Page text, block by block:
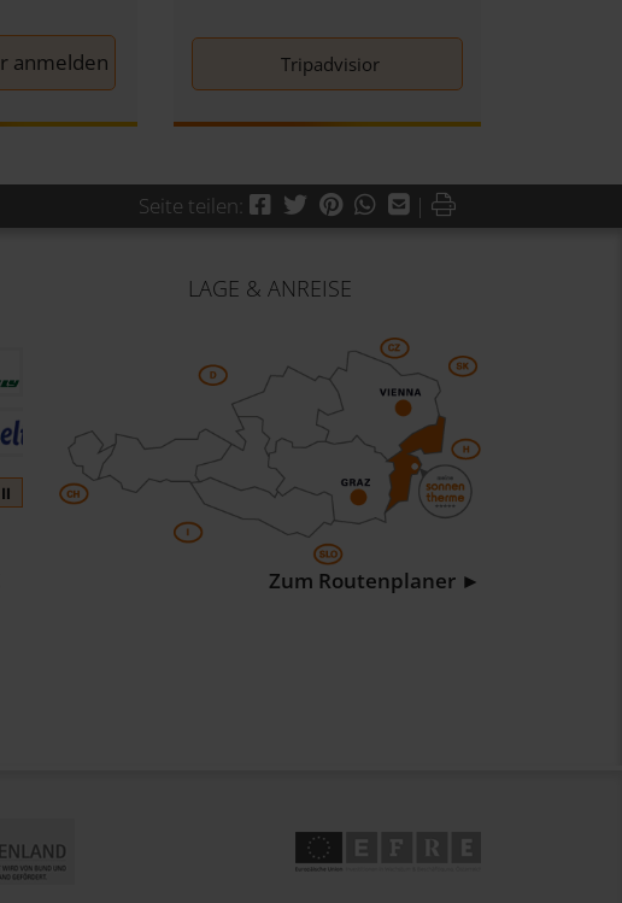
Tripadvisior
Seite teilen: Facebook
Twitter
PinterestWhatsApp
Mail
| Drucken
⏸
LAGE & ANREISE
Zum Routenplaner ►